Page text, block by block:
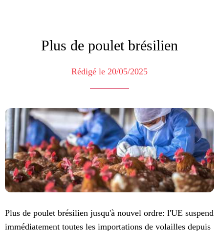
Plus de poulet brésilien
Rédigé le 20/05/2025
Plus de poulet brésilien jusqu'à nouvel ordre: l'UE suspend
immédiatement toutes les importations de volailles depuis